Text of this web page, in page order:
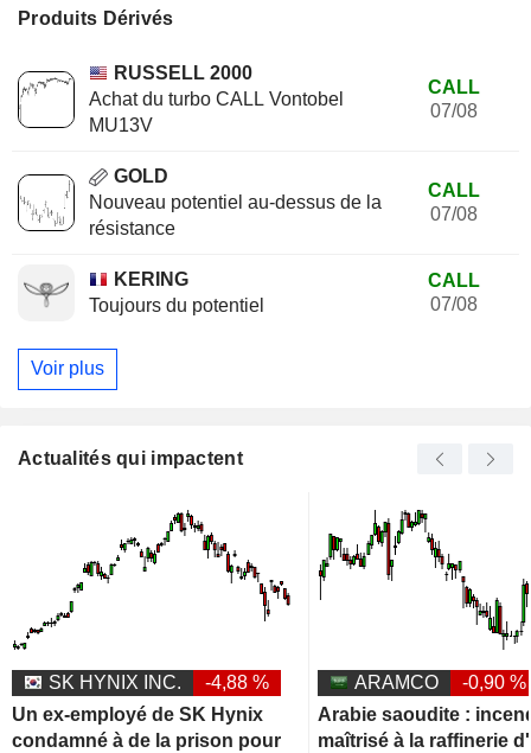
Produits Dérivés
RUSSELL 2000
Achat du turbo CALL Vontobel
MU13V
CALL
07/08
GOLD
Nouveau potentiel au-dessus de la
résistance
CALL
07/08
KERING
Toujours du potentiel
CALL
07/08
Voir plus
Actualités qui impactent
SK HYNIX INC.
-4,88 %
Un ex-employé de SK Hynix
condamné à de la prison pour
ARAMCO
-0,90 %
Arabie saoudite :
maîtrisé à la raffinerie